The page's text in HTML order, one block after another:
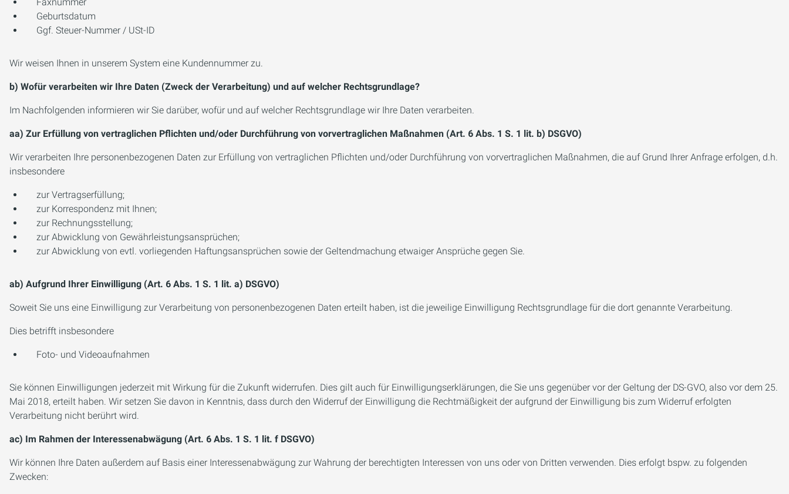
Geburtsdatum
Ggf. Steuer-Nummer / USt-ID
Wir weisen Ihnen in unserem System eine Kundennummer zu.
b) Wofür verarbeiten wir Ihre Daten (Zweck der Verarbeitung) und auf welcher Rechtsgrundlage?
Im Nachfolgenden informieren wir Sie darüber, wofür und auf welcher Rechtsgrundlage wir Ihre Daten verarbeiten.
aa) Zur Erfüllung von vertraglichen Pflichten und/oder Durchführung von vorvertraglichen Maßnahmen (Art. 6 Abs. 1 S. 1 lit. b) DSGVO)
Wir verarbeiten Ihre personenbezogenen Daten zur Erfüllung von vertraglichen Pflichten und/oder Durchführung von vorvertraglichen Maßnahmen, die auf Grund Ihrer Anfrage erfolgen, d.h.
insbesondere
zur Vertragserfüllung;
zur Korrespondenz mit Ihnen;
zur Rechnungsstellung;
zur Abwicklung von Gewährleistungsansprüchen;
zur Abwicklung von evtl. vorliegenden Haftungsansprüchen sowie der Geltendmachung etwaiger Ansprüche gegen Sie.
ab) Aufgrund Ihrer Einwilligung (Art. 6 Abs. 1 S. 1 lit. a) DSGVO)
Soweit Sie uns eine Einwilligung zur Verarbeitung von personenbezogenen Daten erteilt haben, ist die jeweilige Einwilligung Rechtsgrundlage für die dort genannte Verarbeitung.
Dies betrifft insbesondere
Foto- und Videoaufnahmen
Sie können Einwilligungen jederzeit mit Wirkung für die Zukunft widerrufen. Dies gilt auch für Einwilligungserklärungen, die Sie uns gegenüber vor der Geltung der DS-GVO, also vor dem 25.
Mai 2018, erteilt haben. Wir setzen Sie davon in Kenntnis, dass durch den Widerruf der Einwilligung die Rechtmäßigkeit der aufgrund der Einwilligung bis zum Widerruf erfolgten
Verarbeitung nicht berührt wird.
ac) Im Rahmen der Interessenabwägung (Art. 6 Abs. 1 S. 1 lit. f DSGVO)
Wir können Ihre Daten außerdem auf Basis einer Interessenabwägung zur Wahrung der berechtigten Interessen von uns oder von Dritten verwenden. Dies erfolgt bspw. zu folgenden
Zwecken: